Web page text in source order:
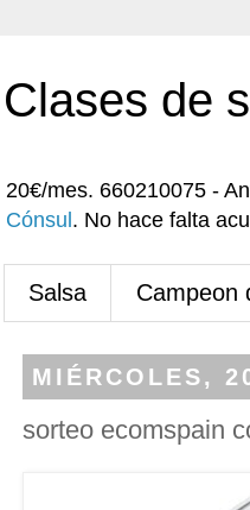
Clases de
20€/mes. 660210075 -
Cónsul . No hace falta
Salsa Campeon
MIÉRCOLES,
sorteo ecomspain